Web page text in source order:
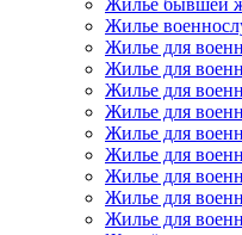
Жилье бывшей
Жилье
Жилье для
Жилье для
Жилье для
Жилье для
Жилье для
Жилье для
Жилье для
Жилье для
Жилье для